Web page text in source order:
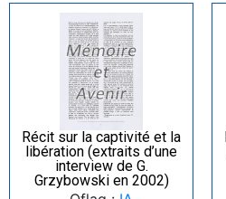
Récit sur la captivité et la
libération (extraits d’une
interview de G.
Grzybowski en 2002)